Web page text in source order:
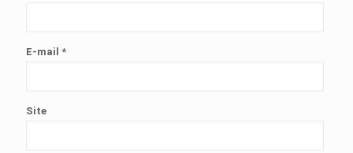
E-mail *
Site